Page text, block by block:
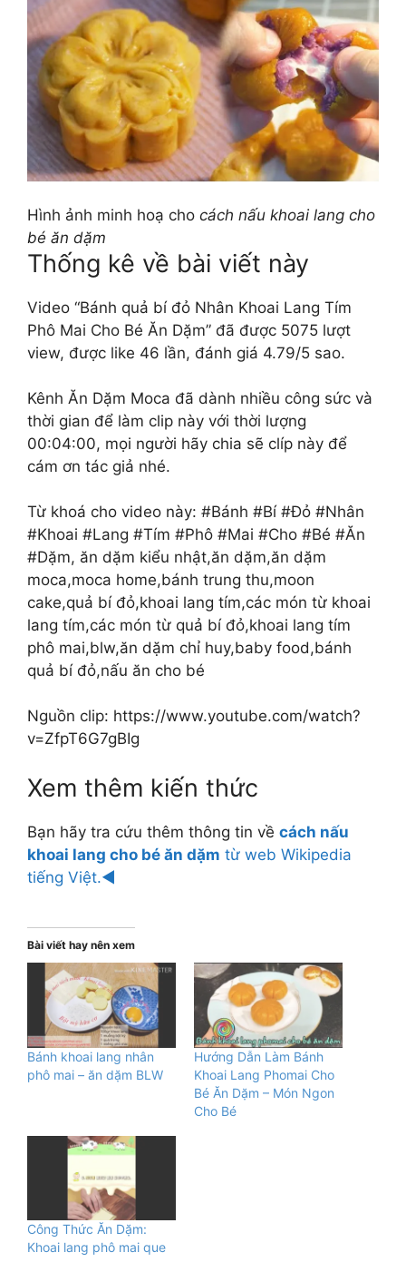
Hình ảnh minh hoạ cho cách nấu khoai lang cho
bé ăn dặm
Thống kê về bài viết này
Video “Bánh quả bí đỏ Nhân Khoai Lang Tím
Phô Mai Cho Bé Ăn Dặm” đã được 5075 lượt
view, được like 46 lần, đánh giá 4.79/5 sao.
Kênh Ăn Dặm Moca đã dành nhiều công sức và
thời gian để làm clip này với thời lượng
00:04:00, mọi người hãy chia sẽ clíp này để
cám ơn tác giả nhé.
Từ khoá cho video này: #Bánh #Bí #Đỏ #Nhân
#Khoai #Lang #Tím #Phô #Mai #Cho #Bé #Ăn
#Dặm, ăn dặm kiểu nhật,ăn dặm,ăn dặm
moca,moca home,bánh trung thu,moon
cake,quả bí đỏ,khoai lang tím,các món từ khoai
lang tím,các món từ quả bí đỏ,khoai lang tím
phô mai,blw,ăn dặm chỉ huy,baby food,bánh
quả bí đỏ,nấu ăn cho bé
Nguồn clip: https://www.youtube.com/watch?
v=ZfpT6G7gBIg
Xem thêm kiến thức
Bạn hãy tra cứu thêm thông tin về cách nấu
khoai lang cho bé ăn dặm từ web Wikipedia
tiếng Việt.◄
Bài viết hay nên xem
Bánh khoai lang nhân
phô mai – ăn dặm BLW
Hướng Dẫn Làm Bánh
Khoai Lang Phomai Cho
Bé Ăn Dặm – Món Ngon
Cho Bé
Công Thức Ăn Dặm:
Khoai lang phô mai que